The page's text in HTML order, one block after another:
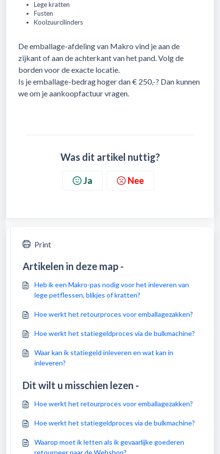
Lege kratten
Fusten
Koolzuurcilinders
De emballage-afdeling van Makro vind je aan de
zijkant of aan de achterkant van het pand. Volg de
borden voor de exacte locatie.
Is je emballage-bedrag hoger dan € 250,-? Dan kunnen
we om je aankoopfactuur vragen.
Was dit artikel nuttig?
Ja Nee
Print
Artikelen in deze map -
Heb ik een Makro-pas nodig voor het inleveren van
lege petflessen, blikjes of kratten?
Hoe werkt het retourproces voor emballagezakken?
Hoe werkt het statiegeldproces via de bulkmachine?
Waar kan ik statiegeld inleveren en wat kan in
inleveren?
Dit wilt u misschien lezen -
Hoe werkt het retourproces voor emballagezakken?
Hoe werkt het statiegeldproces via de bulkmachine?
Waarop moet ik letten als ik gevaarlijke goederen
retourneer naar de Webshop?